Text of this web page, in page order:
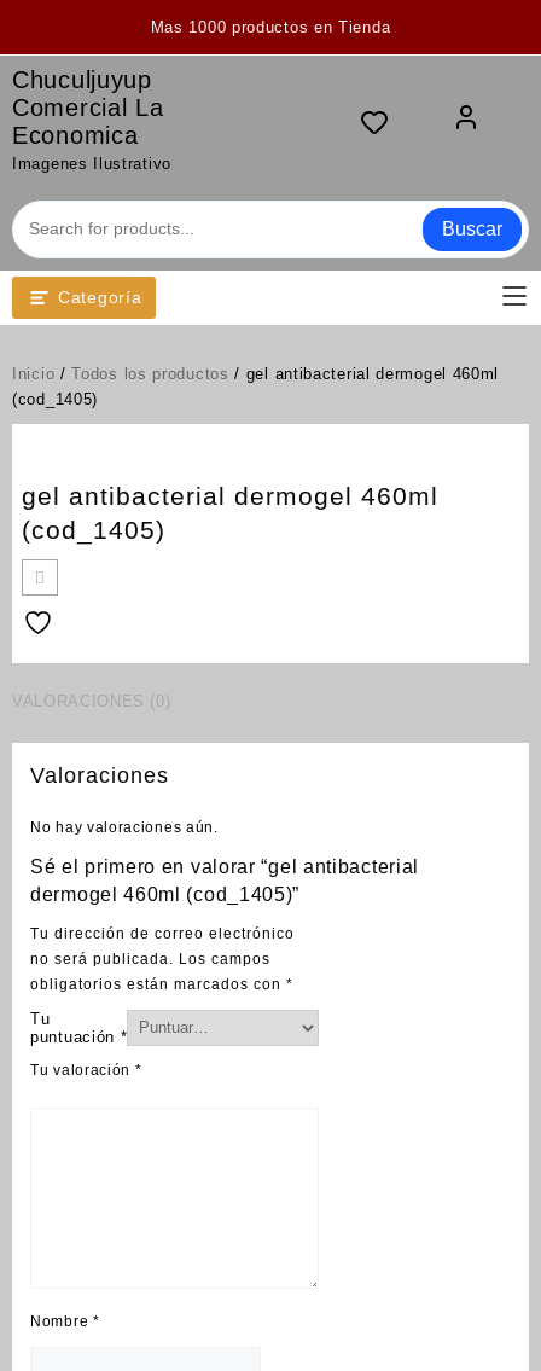
Mas 1000 productos en Tienda
Chuculjuyup
Comercial La
Economica
Imagenes Ilustrativo
Buscar
Categoría
Inicio /Todos los productos / gel antibacterial dermogel 460ml
(cod_1405)
gel antibacterial dermogel 460ml
(cod_1405)
VALORACIONES (0)
Valoraciones
No hay valoraciones aún.
Sé el primero en valorar “gel antibacterial
dermogel 460ml (cod_1405)”
Tu dirección de correo electrónico
no será publicada.
Los campos
obligatorios están marcados con *
Tu
puntuación *
Tu valoración *
Nombre *